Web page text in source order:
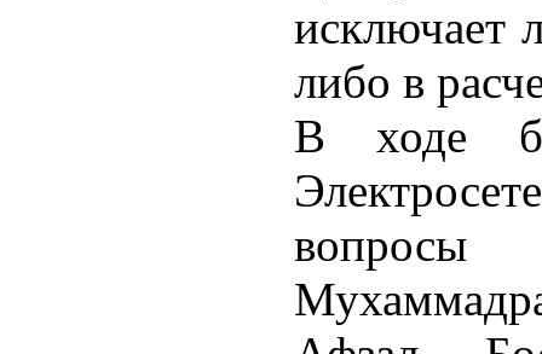
исключает
либо в
В ходе
вопросы